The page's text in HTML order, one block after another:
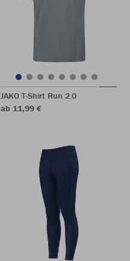
JAKO T-Shirt Run 2.0
ab 11,99 €